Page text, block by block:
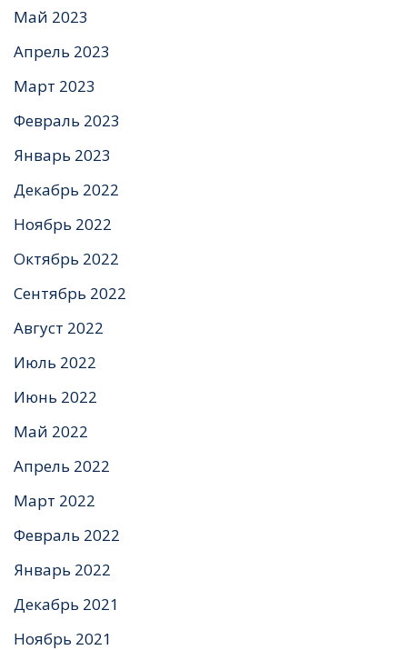
Май 2023
Апрель 2023
Март 2023
Февраль 2023
Январь 2023
Декабрь 2022
Ноябрь 2022
Октябрь 2022
Сентябрь 2022
Август 2022
Июль 2022
Июнь 2022
Май 2022
Апрель 2022
Март 2022
Февраль 2022
Январь 2022
Декабрь 2021
Ноябрь 2021